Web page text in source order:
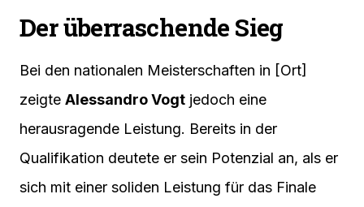
Der überraschende Sieg
Bei den nationalen Meisterschaften in [Ort]
zeigte Alessandro Vogt jedoch eine
herausragende Leistung. Bereits in der
Qualifikation deutete er sein Potenzial an, als er
sich mit einer soliden Leistung für das Finale